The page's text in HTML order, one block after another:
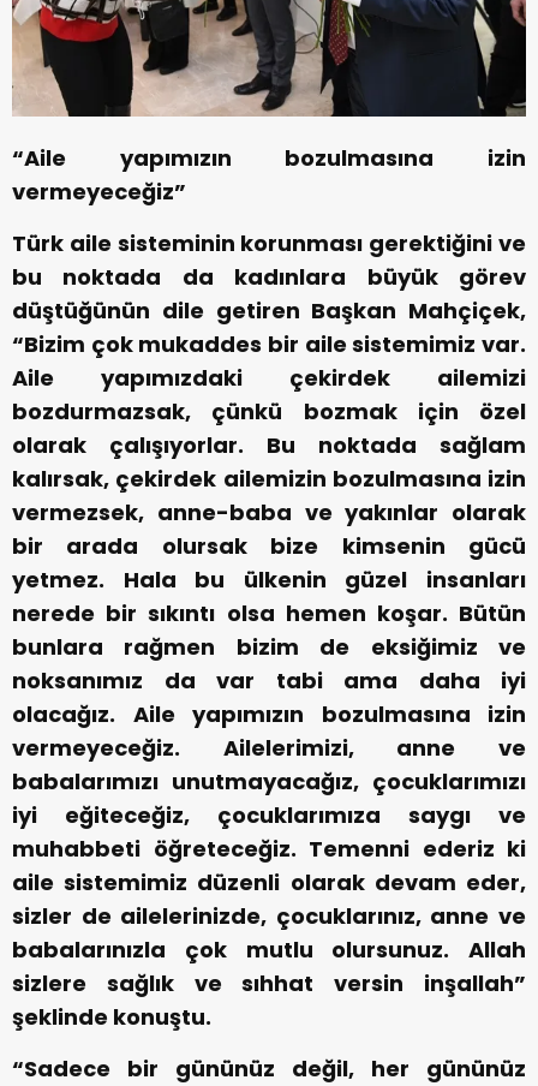
“Aile yapımızın bozulmasına izin
vermeyeceğiz”
Türk aile sisteminin korunması gerektiğini ve
bu noktada da kadınlara büyük görev
düştüğünün dile getiren Başkan Mahçiçek,
“Bizim çok mukaddes bir aile sistemimiz var.
Aile yapımızdaki çekirdek ailemizi
bozdurmazsak, çünkü bozmak için özel
olarak çalışıyorlar. Bu noktada sağlam
kalırsak, çekirdek ailemizin bozulmasına izin
vermezsek, anne-baba ve yakınlar olarak
bir arada olursak bize kimsenin gücü
yetmez. Hala bu ülkenin güzel insanları
nerede bir sıkıntı olsa hemen koşar. Bütün
bunlara rağmen bizim de eksiğimiz ve
noksanımız da var tabi ama daha iyi
olacağız. Aile yapımızın bozulmasına izin
vermeyeceğiz. Ailelerimizi, anne ve
babalarımızı unutmayacağız, çocuklarımızı
iyi eğiteceğiz, çocuklarımıza saygı ve
muhabbeti öğreteceğiz. Temenni ederiz ki
aile sistemimiz düzenli olarak devam eder,
sizler de ailelerinizde, çocuklarınız, anne ve
babalarınızla çok mutlu olursunuz. Allah
sizlere sağlık ve sıhhat versin inşallah”
şeklinde konuştu.
“Sadece bir gününüz değil, her gününüz